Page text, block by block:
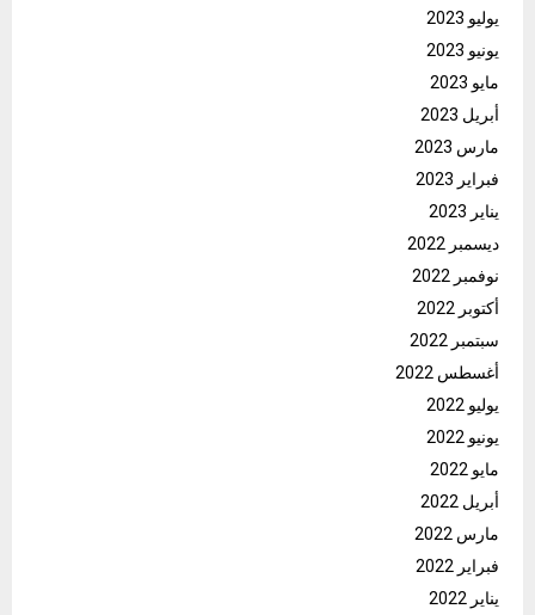
يوليو 2023
يونيو 2023
مايو 2023
أبريل 2023
مارس 2023
فبراير 2023
يناير 2023
ديسمبر 2022
نوفمبر 2022
أكتوبر 2022
سبتمبر 2022
أغسطس 2022
يوليو 2022
يونيو 2022
مايو 2022
أبريل 2022
مارس 2022
فبراير 2022
يناير 2022